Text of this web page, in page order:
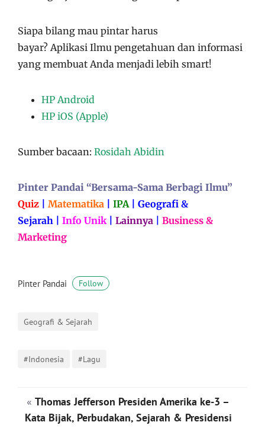
Siapa bilang mau pintar harus
bayar? Aplikasi Ilmu pengetahuan dan informasi
yang membuat Anda menjadi lebih smart!
HP Android
HP iOS (Apple)
Sumber bacaan: Rosidah Abidin
Pinter Pandai “Bersama-Sama Berbagi Ilmu”
Quiz
Matematika IPA| Geografi &
Sejarah
Info Unik Lainnya
Business &
Marketing
Pinter Pandai Follow
Geografi & Sejarah
#Indonesia #Lagu
« Thomas Jefferson Presiden Amerika ke-3 –
Kata Bijak, Perbudakan, Sejarah & Presidensi